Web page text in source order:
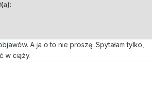
A ja o to nie proszę. Spytałam tylko,
w ciąży.